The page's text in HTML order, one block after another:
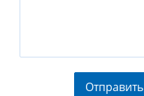
Отправить